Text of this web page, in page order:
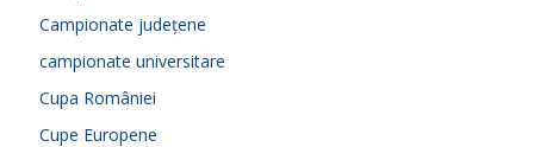
Campionate județene
campionate universitare
Cupa României
Cupe Europene